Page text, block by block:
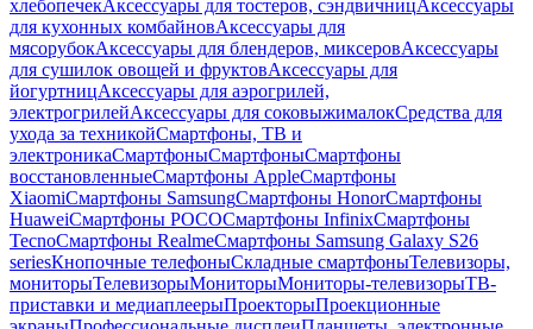
хлебопечекАксессуары для тостеров, сэндвичницАксессуары
для кухонных комбайновАксессуары для
мясорубокАксессуары для блендеров, миксеровАксессуары
для сушилок овощей и фруктовАксессуары для
йогуртницАксессуары для аэрогрилей,
электрогрилейАксессуары для соковыжималокСредства для
ухода за техникойСмартфоны, ТВ и
электроникаСмартфоныСмартфоныСмартфоны
восстановленныеСмартфоны AppleСмартфоны
XiaomiСмартфоны SamsungСмартфоны HonorСмартфоны
HuaweiСмартфоны POCOСмартфоны InfinixСмартфоны
TecnoСмартфоны RealmeСмартфоны Samsung Galaxy S26
seriesКнопочные телефоныСкладные смартфоныТелевизоры,
мониторыТелевизорыМониторыМониторы-телевизорыТВ-
приставки и медиаплеерыПроекторыПроекционные